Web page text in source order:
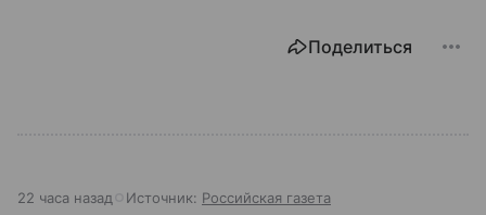
Поделиться
22 часа назад Источник: Российская газета